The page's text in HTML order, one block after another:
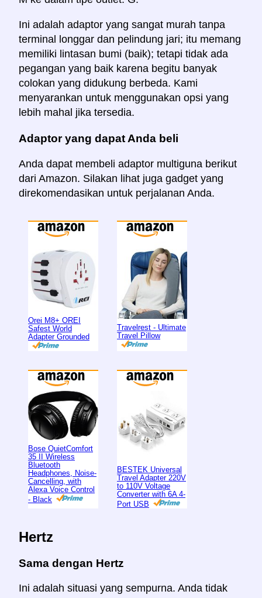
Ini adalah adaptor yang sangat murah tanpa
terminal longgar dan pelindung jari; itu memang
memiliki lintasan bumi (baik); tetapi tidak ada
pegangan yang baik karena begitu banyak
colokan yang didukung berbeda. Kami
menyarankan untuk menggunakan opsi yang
lebih mahal jika tersedia.
Adaptor yang dapat Anda beli
Anda dapat membeli adaptor multiguna berikut
dari Amazon. Silakan lihat juga gadget yang
direkomendasikan untuk perjalanan Anda.
Orei M8+ OREI
Safest World
Adapter Grounded
Travelrest - Ultimate
Travel Pillow
Bose QuietComfort
35 II Wireless
Bluetooth
Headphones, Noise-
Cancelling, with
Alexa Voice Control
- Black
BESTEK Universal
Travel Adapter 220V
to 110V Voltage
Converter with 6A 4-
Port USB
Hertz
Sama dengan Hertz
Ini adalah situasi yang sempurna. Anda tidak